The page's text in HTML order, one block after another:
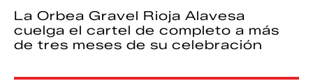
La Orbea Gravel Rioja Alavesa
cuelga el cartel de completo a más
de tres meses de su celebración